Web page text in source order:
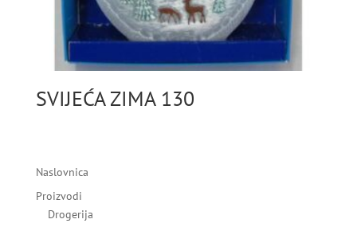
SVIJEĆA ZIMA 130
Naslovnica
Proizvodi
Drogerija